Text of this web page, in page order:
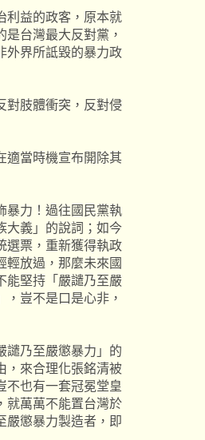
利益的政客，原本就
台灣最大反對黨，
外界所詆毀的暴力政
對肢體衝突，反對侵
適當時機宣布開除其
暴力！過往國民黨執
大義」的說詞；如今
選票，重新獲得執政
輕放過，那麼未來國
能堅持「嚴譴乃至嚴
豈不是口是心非，
譴乃至嚴懲暴力」的
，來合理化張銘清被
不也有一套冠冕堂皇
就萬萬不能置台灣於
嚴懲暴力製造者，即